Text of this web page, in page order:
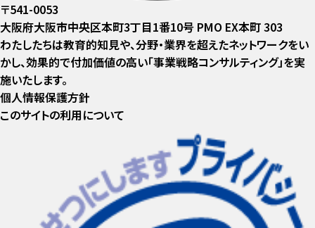
〒541-0053
大阪府大阪市中央区本町3丁目1番10号 PMO EX本町 303
わたしたちは教育的知見や、分野・業界を超えたネットワークをい
かし、効果的で付加価値の高い「事業戦略コンサルティング」を実
施いたします。
個人情報保護方針
このサイトの利用について